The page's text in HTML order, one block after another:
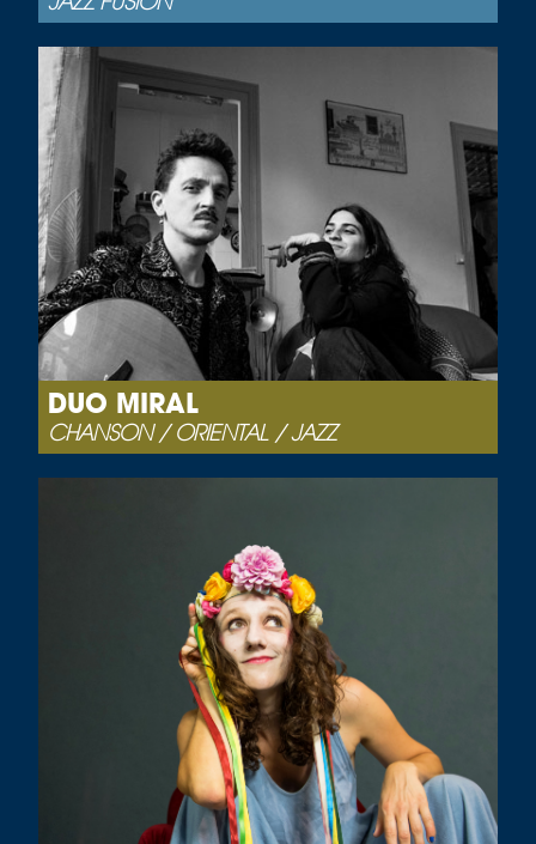
DUO MIRAL
CHANSON / ORIENTAL / JAZZ